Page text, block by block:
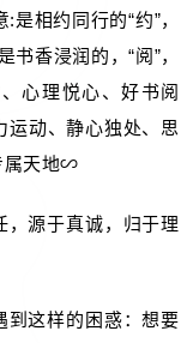
相约同行的“约”，
书香浸润的，“阅”，
心理悦心、好书阅
运动、静心独处、思
属天地∽
，源于真诚，归于理
到这样的困惑：想要